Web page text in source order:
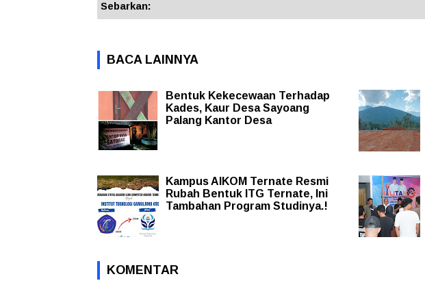
Sebarkan:
BACA LAINNYA
Bentuk Kekecewaan Terhadap
Kades, Kaur Desa Sayoang
Palang Kantor Desa
Kampus AIKOM Ternate Resmi
Rubah Bentuk ITG Ternate, Ini
Tambahan Program Studinya.!
KOMENTAR